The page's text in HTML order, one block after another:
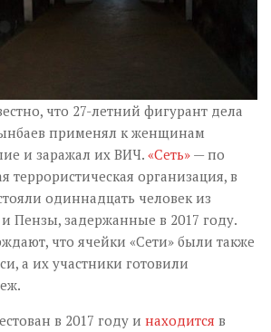
что 27-летний фигурант дела
применял к женщинам
и заражал их ВИЧ. «Сеть» — по
террористическая организация, в
одиннадцать человек из
Пензы, задержанные в 2017 году.
что ячейки «Сети» были также
а их участники готовили
в 2017 году и находится в